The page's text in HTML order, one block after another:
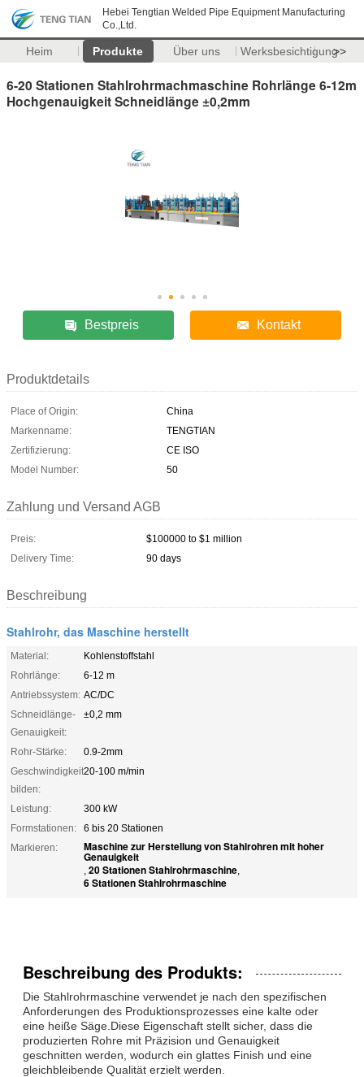
Hebei Tengtian Welded Pipe Equipment Manufacturing
Co.,Ltd.
Heim Produkte Über uns Werksbesichtigung>>
6-20 Stationen Stahlrohrmachmaschine Rohrlänge 6-12m
Hochgenauigkeit Schneidlänge ±0,2mm
Bestpreis Kontakt
Produktdetails
Place of Origin:
China
Markenname:
TENGTIAN
Zertifizierung:
CE ISO
Model Number:
50
Zahlung und Versand AGB
Preis:
$100000 to $1 million
Delivery Time:
90 days
Beschreibung
Stahlrohr, das Maschine herstellt
Material:
Kohlenstoffstahl
Rohrlänge:
6-12 m
Antriebssystem: AC/DC
Schneidlänge-
Genauigkeit:
±0,2 mm
Rohr-Stärke:
0.9-2mm
Geschwindigkeit
bilden:
20-100 m/min
Leistung:
300 kW
Formstationen:
6 bis 20 Stationen
Markieren:
Maschine zur Herstellung von Stahlrohren mit hoher
Genauigkeit
, 20 Stationen Stahlrohrmaschine,
6 Stationen Stahlrohrmaschine
Beschreibung des Produkts:
Die Stahlrohrmaschine verwendet je nach den spezifischen
Anforderungen des Produktionsprozesses eine kalte oder
eine heiße Säge.Diese Eigenschaft stellt sicher, dass die
produzierten Rohre mit Präzision und Genauigkeit
geschnitten werden, wodurch ein glattes Finish und eine
gleichbleibende Qualität erzielt werden.